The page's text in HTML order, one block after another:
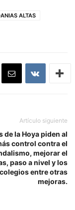
ALTAS
Artículo siguiente
de la Hoya piden al
control contra el
mejorar el
paso a nivel y los
colegios entre otras
mejoras.